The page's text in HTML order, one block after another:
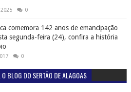
0
comemora 142 anos de emancipação
segunda-feira (24), confira a história
0
BLOG DO SERTÃO DE ALAGOAS